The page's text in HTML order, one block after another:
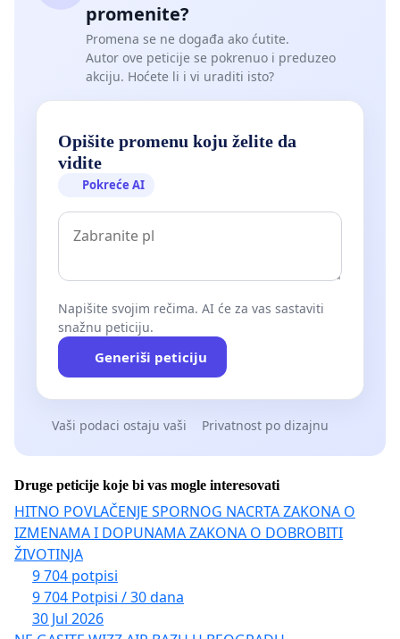
promenite?
Promena se ne događa ako ćutite.
Autor ove peticije se pokrenuo i preduzeo
akciju. Hoćete li i vi uraditi isto?
Opišite promenu koju želite da
vidite
Pokreće AI
Napišite svojim rečima. AI će za vas sastaviti
snažnu peticiju.
Generiši peticiju
Vaši podaci ostaju vaši Privatnost po dizajnu
Druge peticije koje bi vas mogle interesovati
HITNO POVLAČENJE SPORNOG NACRTA ZAKONA O
IZMENAMA I DOPUNAMA ZAKONA O DOBROBITI
ŽIVOTINJA
9 704 potpisi
9 704 Potpisi / 30 dana
30 Jul 2026